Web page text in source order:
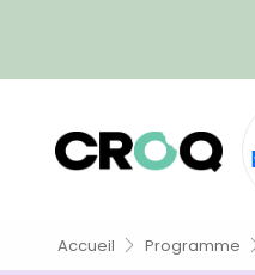
Accueil Programme